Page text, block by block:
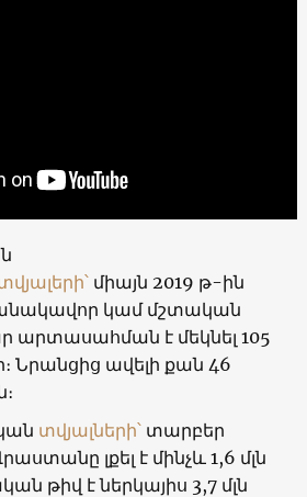
միայն 2019 թ-ին
կամ մշտական
արտասահման է մեկնել 105
ավելի քան 46
տվյալների՝տարբեր
լքել է մինչև 1,6 մլն
թիվ է ներկայիս 3,7 մլն